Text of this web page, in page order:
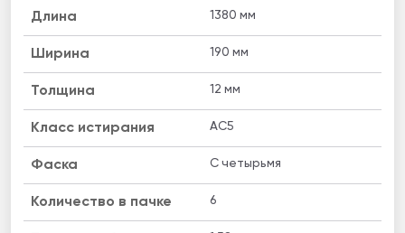
Длина 1380 мм
Ширина 190 мм
Толщина 12 мм
Класс истирания AC5
Фаска C четырьмя
Количество в пачке 6